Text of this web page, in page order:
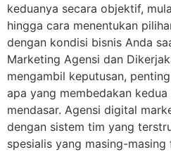
keduanya secara objektif,
hingga cara menentukan
dengan kondisi bisnis Anda
Marketing Agensi dan
mengambil keputusan,
apa yang membedakan
mendasar. Agensi digital
dengan sistem tim yang
spesialis yang masing-